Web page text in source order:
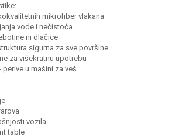
mikrofiber vlakana
vode i nečistoća
ni dlačice
sigurna za sve površine
za višekratnu upotrebu
perive u mašini za veš
vozila
table